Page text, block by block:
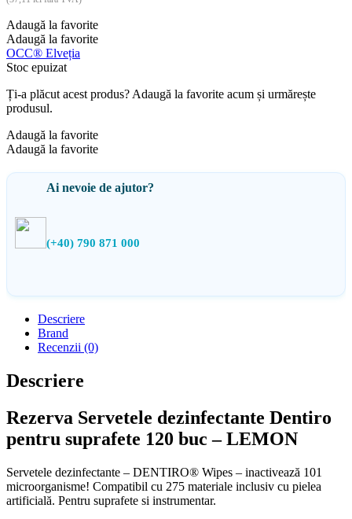
Adaugă la favorite
Adaugă la favorite
OCC® Elveția
Stoc epuizat
Ți-a plăcut acest produs? Adaugă la favorite acum și urmărește
produsul.
Adaugă la favorite
Adaugă la favorite
Ai nevoie de ajutor?
(+40) 790 871 000
Descriere
Brand
Recenzii (0)
Descriere
Rezerva Servetele dezinfectante Dentiro
pentru suprafete 120 buc – LEMON
Servetele dezinfectante – DENTIRO® Wipes – inactivează 101
microorganisme! Compatibil cu 275 materiale inclusiv cu pielea
artificială. Pentru suprafete si instrumentar.